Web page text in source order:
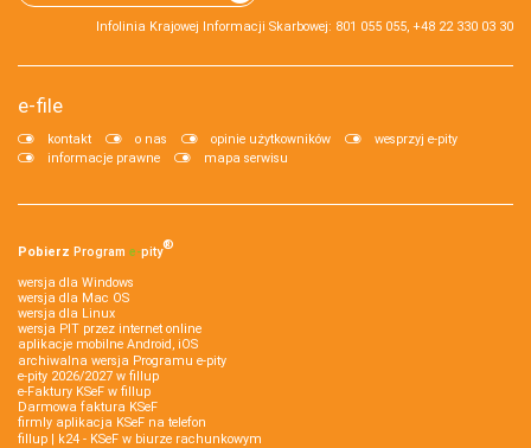
Infolinia Krajowej Informacji Skarbowej: 801 055 055, +48 22 330 03 30
e-file
kontakt o nas opinie użytkowników
wesprzyj e-pity
informacje prawne
mapa serwisu
Pobierz Program e‑pity®
wersja dla Windows
wersja dla Mac OS
wersja dla Linux
wersja PIT przez internet online
aplikacje mobilne Android, iOS
archiwalna wersja Programu e-pity
e-pity 2026/2027 w fillup
e‑Faktury KSeF w fillup
Darmowa faktura KSeF
firmly aplikacja KSeF na telefon
fillup | k24 - KSeF w biurze rachunkowym